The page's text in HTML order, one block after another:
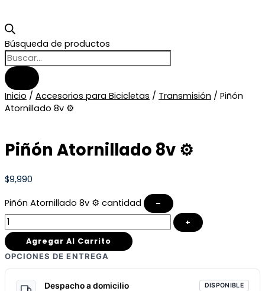
Búsqueda de productos
Inicio / Accesorios para Bicicletas / Transmisión / Piñón
Atornillado 8v ⚙️
Piñón Atornillado 8v ⚙️
$9,990
Piñón Atornillado 8v ⚙️ cantidad
–
+
Agregar Al Carrito
OPCIONES DE ENTREGA
Despacho a domicilio DISPONIBLE